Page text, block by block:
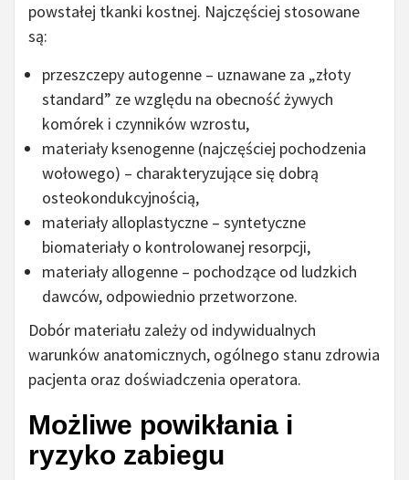
powstałej tkanki kostnej. Najczęściej stosowane
są:
przeszczepy autogenne – uznawane za „złoty
standard” ze względu na obecność żywych
komórek i czynników wzrostu,
materiały ksenogenne (najczęściej pochodzenia
wołowego) – charakteryzujące się dobrą
osteokondukcyjnością,
materiały alloplastyczne – syntetyczne
biomateriały o kontrolowanej resorpcji,
materiały allogenne – pochodzące od ludzkich
dawców, odpowiednio przetworzone.
Dobór materiału zależy od indywidualnych
warunków anatomicznych, ogólnego stanu zdrowia
pacjenta oraz doświadczenia operatora.
Możliwe powikłania i
ryzyko zabiegu